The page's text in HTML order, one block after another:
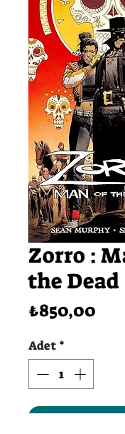
Zorro :
the Dead
₺850,00
Adet *